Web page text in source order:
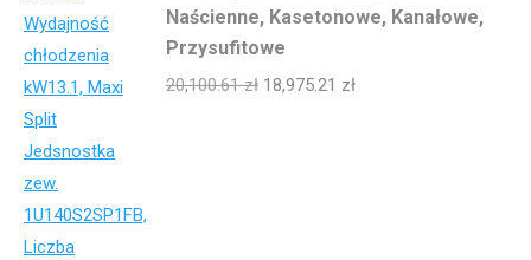
Naścienne, Kasetonowe, Kanałowe,
Przysufitowe
20,100.61zł 18,975.21 zł